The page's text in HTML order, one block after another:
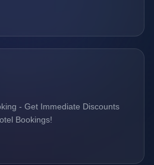
- Get Immediate Discounts
Bookings!